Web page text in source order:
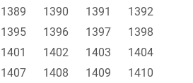
1389 1390 1391
1392
1395 1396 1397
1398
1401 1402 1403
1404
1407 1408 1409
1410